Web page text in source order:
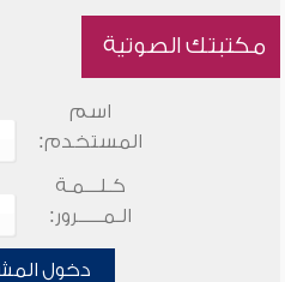
مكتبتك الصوتية
اسم
المستخدم:
كـلـــمـة
الـمـــــرور:
دخول